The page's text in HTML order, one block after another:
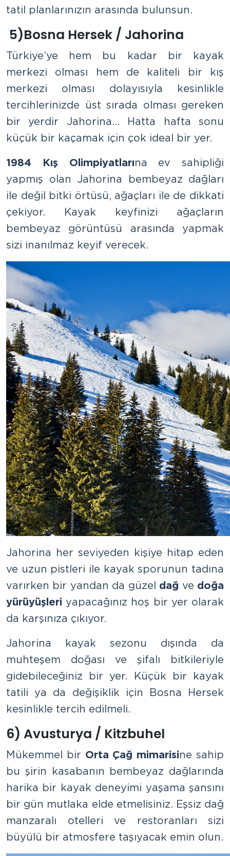
tatil planlarınızın arasında bulunsun.
5)Bosna Hersek / Jahorina
Türkiye’ye hem bu kadar bir kayak
merkezi olması hem de kaliteli bir kış
merkezi olması dolayısıyla kesinlikle
tercihlerinizde üst sırada olması gereken
bir yerdir Jahorina… Hatta hafta sonu
küçük bir kaçamak için çok ideal bir yer.
1984 Kış Olimpiyatlarına ev sahipliği
yapmış olan Jahorina bembeyaz dağları
ile değil bitki örtüsü, ağaçları ile de dikkati
çekiyor. Kayak keyfinizi ağaçların
bembeyaz görüntüsü arasında yapmak
sizi inanılmaz keyif verecek.
Jahorina her seviyeden kişiye hitap eden
ve uzun pistleri ile kayak sporunun tadına
varırken bir yandan da güzel dağ ve doğa
yürüyüşleri yapacağınız hoş bir yer olarak
da karşınıza çıkıyor.
Jahorina kayak sezonu dışında da
muhteşem doğası ve şifalı bitkileriyle
gidebileceğiniz bir yer. Küçük bir kayak
tatili ya da değişiklik için Bosna Hersek
kesinlikle tercih edilmeli.
6) Avusturya / Kitzbuhel
Mükemmel bir Orta Çağ mimarisine sahip
bu şirin kasabanın bembeyaz dağlarında
harika bir kayak deneyimi yaşama şansını
bir gün mutlaka elde etmelisiniz. Eşsiz dağ
manzaralı otelleri ve restoranları sizi
büyülü bir atmosfere taşıyacak emin olun.